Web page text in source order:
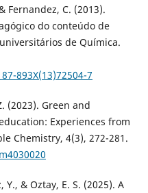
Fernandez, C. (2013).
do conteúdo de
de Química.
893X(13)72504-7
(2023). Green and
Experiences from
Chemistry, 4(3), 272-281.
& Oztay, E. S. (2025). A